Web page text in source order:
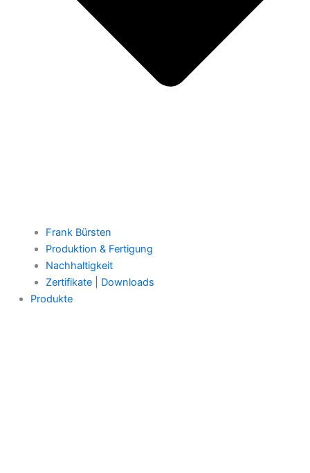
Frank Bürsten
Produktion & Fertigung
Nachhaltigkeit
Zertifikate | Downloads
Produkte